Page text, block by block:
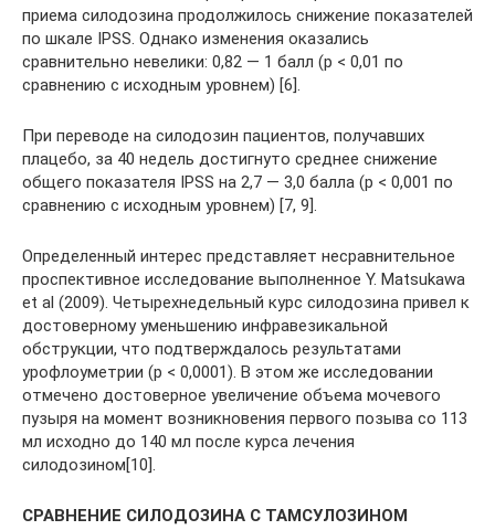
приема силодозина продолжилось снижение показателей
по шкале IPSS. Однако изменения оказались
сравнительно невелики: 0,82 — 1 балл (p < 0,01 по
сравнению с исходным уровнем) [6].
При переводе на силодозин па­циентов, получавших
плацебо, за 40 недель достигнуто среднее снижение
общего показателя IPSS на 2,7 — 3,0 балла (p < 0,001 по
сравнению с исходным уровнем) [7, 9].
Определенный интерес представляет несравнительное
проспективное исследование выполненное Y. Matsukawa
et al (2009). Четырех­недельный курс силодозина привел к
достоверному уменьшению инфравезикальной
обструкции, что подтверждалось результатами
урофлоуметрии (p < 0,0001). В этом же исследовании
отмечено достоверное увеличение объема мочевого
пузыря на момент возникновения первого позыва со 113
мл исходно до 140 мл после курса лечения
силодозином[10].
СРАВНЕНИЕ СИЛОДОЗИНА С ТАМСУЛОЗИНОМ